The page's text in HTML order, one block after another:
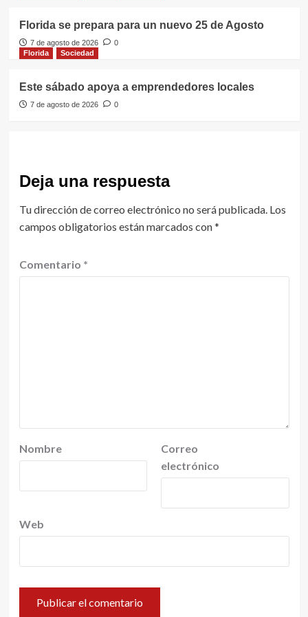
Florida se prepara para un nuevo 25 de Agosto
7 de agosto de 2026
0
Florida
Sociedad
Este sábado apoya a emprendedores locales
7 de agosto de 2026 0
Deja una respuesta
Tu dirección de correo electrónico no será publicada. Los
campos obligatorios están marcados con*
Comentario *
Nombre
Correo
electrónico
Web